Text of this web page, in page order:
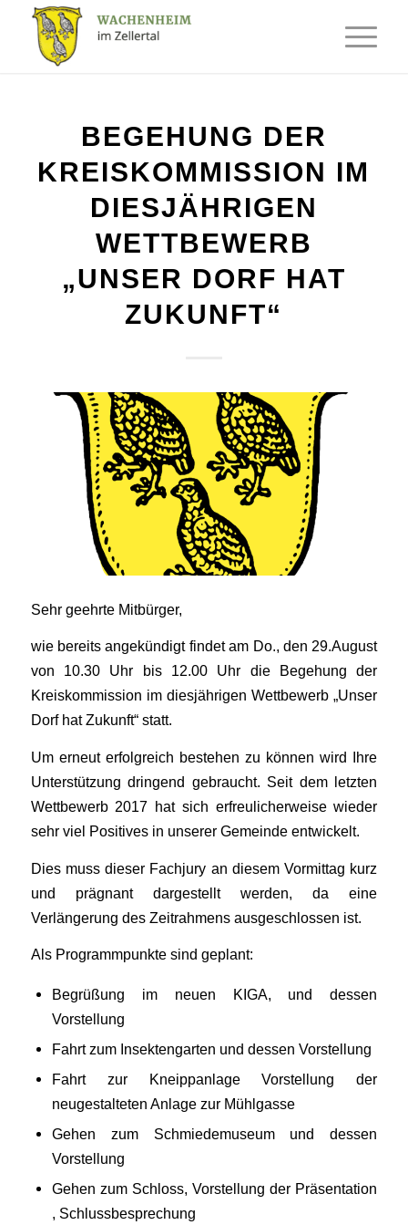
BEGEHUNG DER
KREISKOMMISSION IM
DIESJÄHRIGEN
WETTBEWERB
„UNSER DORF HAT
ZUKUNFT“
Sehr geehrte Mitbürger,
wie bereits angekündigt findet am Do., den 29.August
von 10.30 Uhr bis 12.00 Uhr die Begehung der
Kreiskommission im diesjährigen Wettbewerb „Unser
Dorf hat Zukunft“ statt.
Um erneut erfolgreich bestehen zu können wird Ihre
Unterstützung dringend gebraucht. Seit dem letzten
Wettbewerb 2017 hat sich erfreulicherweise wieder
sehr viel Positives in unserer Gemeinde entwickelt.
Dies muss dieser Fachjury an diesem Vormittag kurz
und prägnant dargestellt werden, da eine
Verlängerung des Zeitrahmens ausgeschlossen ist.
Als Programmpunkte sind geplant:
Begrüßung im neuen KIGA, und dessen
Vorstellung
Fahrt zum Insektengarten und dessen Vorstellung
Fahrt zur Kneippanlage Vorstellung der
neugestalteten Anlage zur Mühlgasse
Gehen zum Schmiedemuseum und dessen
Vorstellung
Gehen zum Schloss, Vorstellung der Präsentation
, Schlussbesprechung